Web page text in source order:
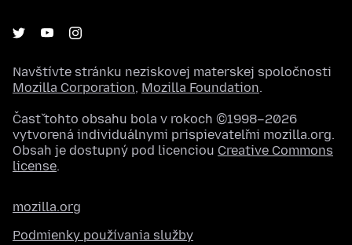
Navštívte stránku neziskovej materskej spoločnosti
Mozilla Corporation, Mozilla Foundation.
Časť tohto obsahu bola v rokoch ©1998–2026
vytvorená individuálnymi prispievateľmi mozilla.org.
Obsah je dostupný pod licenciou Creative Commons
license.
mozilla.org
Podmienky používania služby